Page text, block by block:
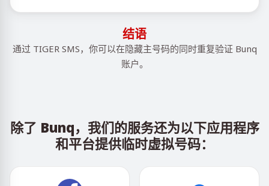
结语
通过 TIGER SMS，你可以在隐藏主号码的同时重复验证 Bunq
账户。
除了 Bunq，我们的服务还为以下应用程序
和平台提供临时虚拟号码：